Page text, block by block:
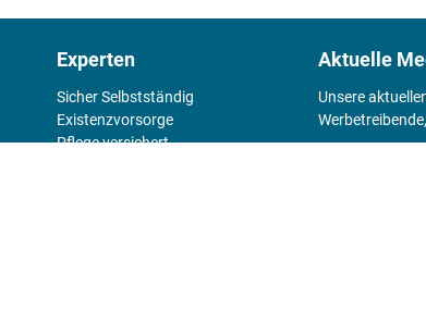
Experten
Sicher Selbstständig
Existenz­vorsorge
Pflege versichert
Aktuelle
Unsere